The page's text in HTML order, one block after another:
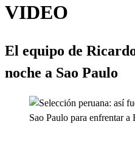
VIDEO
El equipo de
noche a Sao Paulo